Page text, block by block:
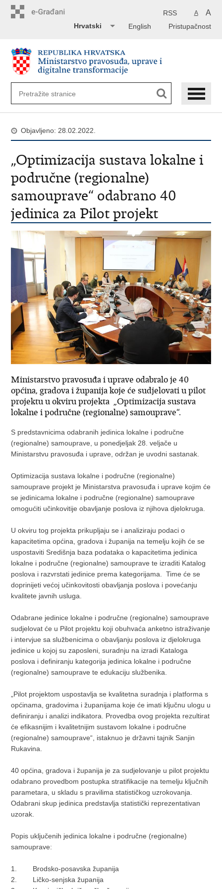
A A
RSS
Pristupačnost
English
Hrvatski
Objavljeno: 28.02.2022.
„Optimizacija sustava lokalne i
područne (regionalne)
samouprave“ odabrano 40
jedinica za Pilot projekt
Ministarstvo pravosuđa i uprave odabralo je 40
općina, gradova i županija koje će sudjelovati u pilot
projektu u okviru projekta „Optimizacija sustava
lokalne i područne (regionalne) samouprave“.
S predstavnicima odabranih jedinica lokalne i područne
(regionalne) samouprave, u ponedjeljak 28. veljače u
Ministarstvu pravosuđa i uprave, održan je uvodni sastanak.
Optimizacija sustava lokalne i područne (regionalne)
samouprave projekt je Ministarstva pravosuđa i uprave kojim će
se jedinicama lokalne i područne (regionalne) samouprave
omogućiti učinkovitije obavljanje poslova iz njihova djelokruga.
U okviru tog projekta prikupljaju se i analiziraju podaci o
kapacitetima općina, gradova i županija na temelju kojih će se
uspostaviti Središnja baza podataka o kapacitetima jedinica
lokalne i područne (regionalne) samouprave te izraditi Katalog
poslova i razvrstati jedinice prema kategorijama. Time će se
doprinijeti većoj učinkovitosti obavljanja poslova i povećanju
kvalitete javnih usluga.
Odabrane jedinice lokalne i područne (regionalne) samouprave
sudjelovat će u Pilot projektu koji obuhvaća anketno istraživanje
i intervjue sa službenicima o obavljanju poslova iz djelokruga
jedinice u kojoj su zaposleni, suradnju na izradi Kataloga
poslova i definiranju kategorija jedinica lokalne i područne
(regionalne) samouprave te edukaciju službenika.
„Pilot projektom uspostavlja se kvalitetna suradnja i platforma s
općinama, gradovima i županijama koje će imati ključnu ulogu u
definiranju i analizi indikatora. Provedba ovog projekta rezultirat
će efikasnijim i kvalitetnijim sustavom lokalne i područne
(regionalne) samouprave“, istaknuo je državni tajnik Sanjin
Rukavina.
40 općina, gradova i županija je za sudjelovanje u pilot projektu
odabrano provedbom postupka stratifikacije na temelju ključnih
parametara, u skladu s pravilima statističkog uzrokovanja.
Odabrani skup jedinica predstavlja statistički reprezentativan
uzorak.
Popis uključenih jedinica lokalne i područne (regionalne)
samouprave:
1. Brodsko-posavska županija
2. Ličko-senjska županija